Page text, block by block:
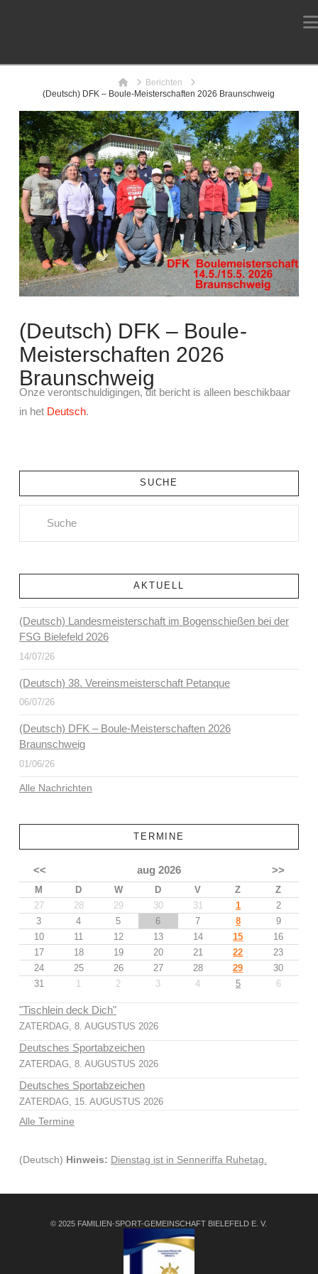
HomeBerichten
(Deutsch) DFK – Boule-Meisterschaften 2026 Braunschweig
(Deutsch) DFK – Boule-
Meisterschaften 2026
Braunschweig
Onze verontschuldigingen, dit bericht is alleen beschikbaar
in het Deutsch.
SUCHE
AKTUELL
(Deutsch) Landesmeisterschaft im Bogenschießen bei der
FSG Bielefeld 2026
14/07/26
(Deutsch) 38. Vereinsmeisterschaft Petanque
06/07/26
(Deutsch) DFK – Boule-Meisterschaften 2026
Braunschweig
01/06/26
Alle Nachrichten
TERMINE
<< aug 2026 >>
M D W D V Z
Z
27
28 29 30 31 1
2
3
4 5 6 7 8
9
10
11 12 13 14 15
16
17
18 19 20 21 22
23
24
25 26 27 28 29
30
31
1 2 3 4 5 6
"Tischlein deck Dich"
ZATERDAG, 8. AUGUSTUS 2026
Deutsches Sportabzeichen
ZATERDAG, 8. AUGUSTUS 2026
Deutsches Sportabzeichen
ZATERDAG, 15. AUGUSTUS 2026
Alle Termine
(Deutsch) Hinweis: Dienstag ist in Senneriffa Ruhetag.
© 2025 FAMILIEN-SPORT-GEMEINSCHAFT BIELEFELD E. V.